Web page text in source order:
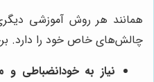
همانند هر روش آموزشی
چالش‌های خاص خود را دارد.
نیاز به خودانضباطی و